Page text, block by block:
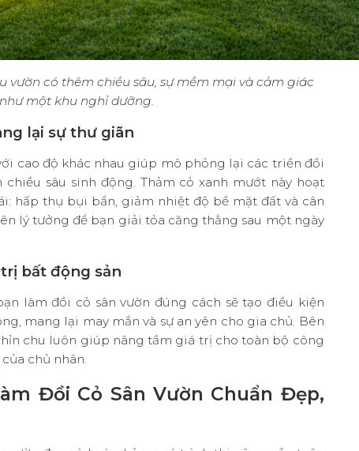
có thêm chiều sâu, sự mềm mại và cảm giác
một khu nghỉ dưỡng.
lại sự thư giãn
cao độ khác nhau giúp mô phỏng lại các triền đồi
sâu sinh động. Thảm cỏ xanh mướt này hoạt
hấp thụ bụi bẩn, giảm nhiệt độ bề mặt đất và cân
lý tưởng để bạn giải tỏa căng thẳng sau một ngày
bất động sản
làm đồi cỏ sân vườn đúng cách sẽ tạo điều kiện
mang lại may mắn và sự an yên cho gia chủ. Bên
chu luôn giúp nâng tầm giá trị cho toàn bộ công
chủ nhân.
Đồi Cỏ Sân Vườn Chuẩn Đẹp,